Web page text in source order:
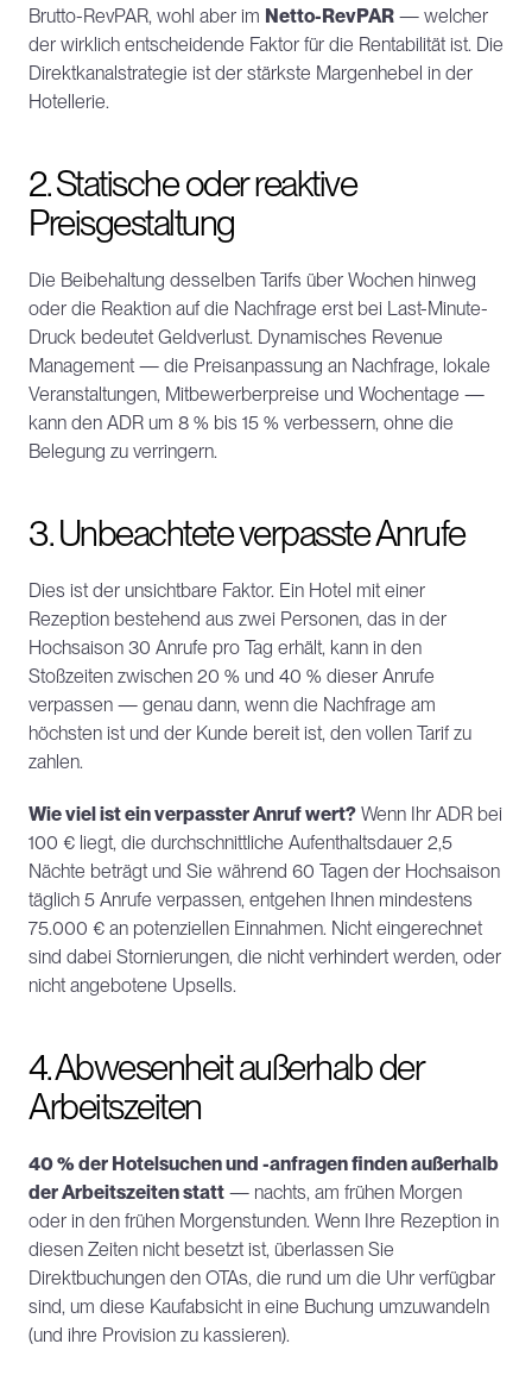
Brutto-RevPAR, wohl aber im Netto-RevPAR — welcher
der wirklich entscheidende Faktor für die Rentabilität ist. Die
Direktkanalstrategie ist der stärkste Margenhebel in der
Hotellerie.
2. Statische oder reaktive
Preisgestaltung
Die Beibehaltung desselben Tarifs über Wochen hinweg
oder die Reaktion auf die Nachfrage erst bei Last-Minute-
Druck bedeutet Geldverlust. Dynamisches Revenue
Management — die Preisanpassung an Nachfrage, lokale
Veranstaltungen, Mitbewerberpreise und Wochentage —
kann den ADR um 8 % bis 15 % verbessern, ohne die
Belegung zu verringern.
3. Unbeachtete verpasste Anrufe
Dies ist der unsichtbare Faktor. Ein Hotel mit einer
Rezeption bestehend aus zwei Personen, das in der
Hochsaison 30 Anrufe pro Tag erhält, kann in den
Stoßzeiten zwischen 20 % und 40 % dieser Anrufe
verpassen — genau dann, wenn die Nachfrage am
höchsten ist und der Kunde bereit ist, den vollen Tarif zu
zahlen.
Wie viel ist ein verpasster Anruf wert? Wenn Ihr ADR bei
100 € liegt, die durchschnittliche Aufenthaltsdauer 2,5
Nächte beträgt und Sie während 60 Tagen der Hochsaison
täglich 5 Anrufe verpassen, entgehen Ihnen mindestens
75.000 € an potenziellen Einnahmen. Nicht eingerechnet
sind dabei Stornierungen, die nicht verhindert werden, oder
nicht angebotene Upsells.
4. Abwesenheit außerhalb der
Arbeitszeiten
40 % der Hotelsuchen und -anfragen finden außerhalb
der Arbeitszeiten statt — nachts, am frühen Morgen
oder in den frühen Morgenstunden. Wenn Ihre Rezeption in
diesen Zeiten nicht besetzt ist, überlassen Sie
Direktbuchungen den OTAs, die rund um die Uhr verfügbar
sind, um diese Kaufabsicht in eine Buchung umzuwandeln
(und ihre Provision zu kassieren).